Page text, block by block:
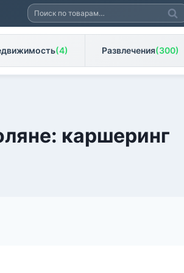
Искать:
Поиск
(4) Развлечения(300)
каршеринг